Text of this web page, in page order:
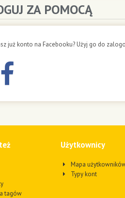
ZA POMOCĄ
już konto na Facebooku? Użyj go do
tagów
Użytkownicy
Mapa
Typy kont